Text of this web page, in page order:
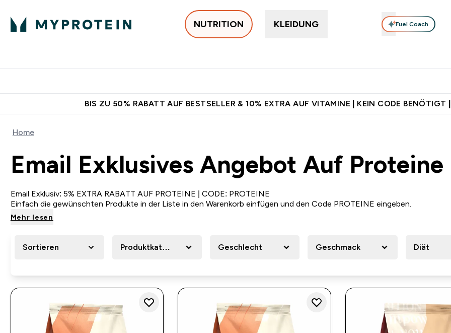
NUTRITION KLEIDUNG Fuel Coach
BIS ZU 50% RABATT AUF BESTSELLER & 10% EXTRA AUF VITAMINE | KEIN CODE BENÖTIGT
Home
Email Exklusives Angebot Auf Proteine
Email Exklusiv: 5% EXTRA RABATT AUF PROTEINE | CODE: PROTEINE
Einfach die gewünschten Produkte in der Liste in den Warenkorb einfügen und den Code PROTEINE eingeben.
Mehr lesen
Sortieren Produktkategorie Geschlecht Geschmack Diät